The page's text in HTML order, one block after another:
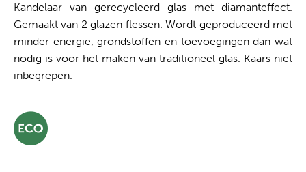
Kandelaar van gerecycleerd glas met diamanteffect.
Gemaakt van 2 glazen flessen. Wordt geproduceerd met
minder energie, grondstoffen en toevoegingen dan wat
nodig is voor het maken van traditioneel glas. Kaars niet
inbegrepen.